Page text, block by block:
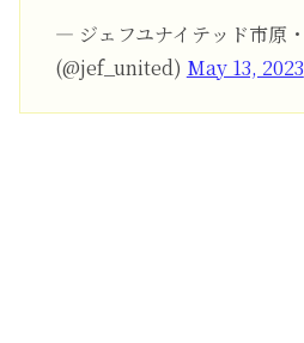
— ジェフユナイテッド市原・
(@jef_united) May 13, 2023